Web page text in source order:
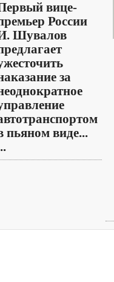
вице-
России
Шувалов
за
пьяном виде...